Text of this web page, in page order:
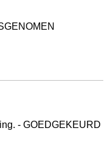
- GOEDGEKEURD